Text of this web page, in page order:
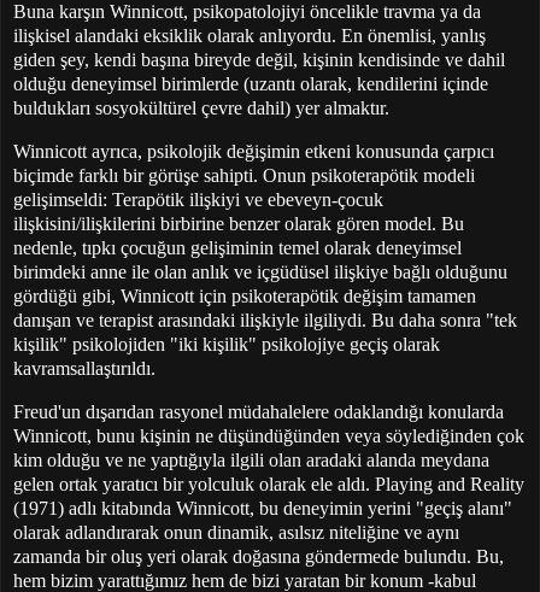
Buna karşın Winnicott, psikopatolojiyi öncelikle travma ya da
ilişkisel alandaki eksiklik olarak anlıyordu. En önemlisi, yanlış
giden şey, kendi başına bireyde değil, kişinin kendisinde ve dahil
olduğu deneyimsel birimlerde (uzantı olarak, kendilerini içinde
buldukları sosyokültürel çevre dahil) yer almaktır.
Winnicott ayrıca, psikolojik değişimin etkeni konusunda çarpıcı
biçimde farklı bir görüşe sahipti. Onun psikoterapötik modeli
gelişimseldi: Terapötik ilişkiyi ve ebeveyn-çocuk
ilişkisini/ilişkilerini birbirine benzer olarak gören model. Bu
nedenle, tıpkı çocuğun gelişiminin temel olarak deneyimsel
birimdeki anne ile olan anlık ve içgüdüsel ilişkiye bağlı olduğunu
gördüğü gibi, Winnicott için psikoterapötik değişim tamamen
danışan ve terapist arasındaki ilişkiyle ilgiliydi. Bu daha sonra "tek
kişilik" psikolojiden "iki kişilik" psikolojiye geçiş olarak
kavramsallaştırıldı.
Freud'un dışarıdan rasyonel müdahalelere odaklandığı konularda
Winnicott, bunu kişinin ne düşündüğünden veya söylediğinden çok
kim olduğu ve ne yaptığıyla ilgili olan aradaki alanda meydana
gelen ortak yaratıcı bir yolculuk olarak ele aldı. Playing and Reality
(1971) adlı kitabında Winnicott, bu deneyimin yerini "geçiş alanı"
olarak adlandırarak onun dinamik, asılsız niteliğine ve aynı
zamanda bir oluş yeri olarak doğasına göndermede bulundu. Bu,
hem bizim yarattığımız hem de bizi yaratan bir konum -kabul